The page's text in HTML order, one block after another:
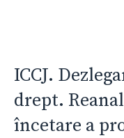
ICCJ.
drept.
încetare a